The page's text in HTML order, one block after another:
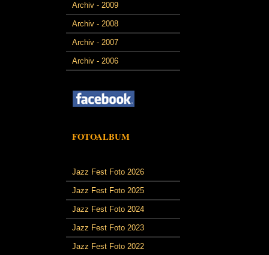
Archiv - 2009
Archiv - 2008
Archiv - 2007
Archiv - 2006
FOTOALBUM
Jazz Fest Foto 2026
Jazz Fest Foto 2025
Jazz Fest Foto 2024
Jazz Fest Foto 2023
Jazz Fest Foto 2022